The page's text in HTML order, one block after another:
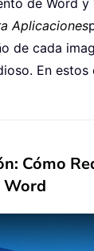
Aplicaciones
de cada
En estos
Cómo
Word